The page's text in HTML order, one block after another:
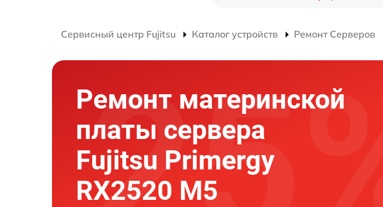
Сервисный центр Fujitsu Каталог устройств Ремонт Серверов
Ремонт материнской
платы сервера
Fujitsu Primergy
RX2520 M5